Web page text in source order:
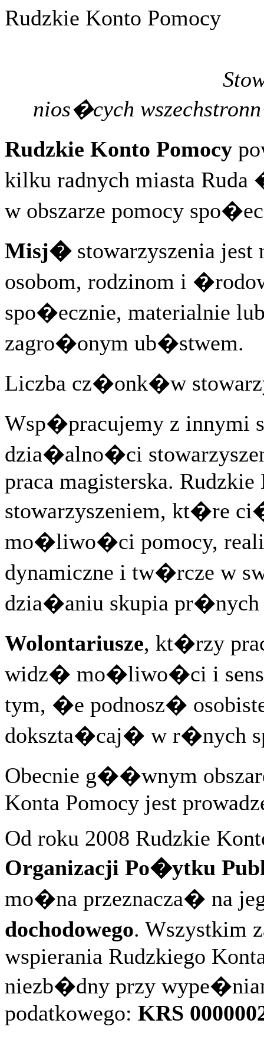
Rudzkie Konto Pomocy
nios�cych
Rudzkie Konto Pomocy
kilku radnych miasta
w obszarze pomocy
Misj�stowarzyszenia jest
osobom, rodzinom i
spo�ecznie, materialnie
zagro�onym ub�stwem.
Liczba cz�onk�w
Wsp�pracujemy z innymi
dzia�alno�ci
praca magisterska.
stowarzyszeniem, kt�re
mo�liwo�ci pomocy,
dynamiczne i tw�rcze w
dzia�aniu skupia pr�nych
Wolontariusze, kt�rzy
widz� mo�liwo�ci i sens
tym, �e podnosz�
dokszta�caj� w r�nych
Obecnie g��wnym
Konta Pomocy jest
Od roku 2008 Rudzkie
Organizacji Po�ytku
mo�na przeznacza� na
dochodowego. Wszystkim
wspierania Rudzkiego
niezb�dny przy
podatkowego: KRS